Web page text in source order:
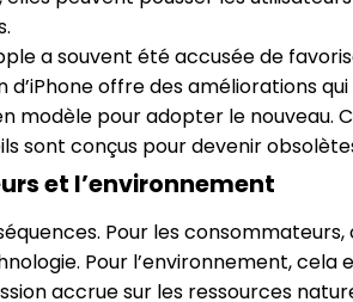
a souvent été accusée de
d’iPhone offre des améliorations
modèle pour adopter le nouveau.
sont conçus pour devenir
et l’environnement
Pour les
Pour l’environnement, cela
accrue sur les ressources